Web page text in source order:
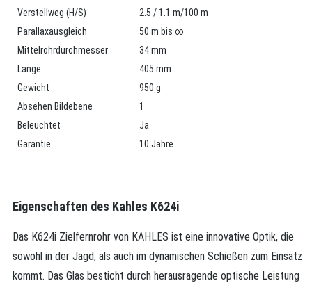
Verstellweg (H/S)
2.5 / 1.1 m/100 m
Parallaxausgleich
50 m bis ∞
Mittelrohrdurchmesser
34 mm
Länge
405 mm
Gewicht
950 g
Absehen Bildebene
1
Beleuchtet
Ja
Garantie
10 Jahre
Eigenschaften des Kahles K624i
Das K624i Zielfernrohr von KAHLES ist eine innovative Optik, die
sowohl in der Jagd, als auch im dynamischen Schießen zum Einsatz
kommt. Das Glas besticht durch herausragende optische Leistung